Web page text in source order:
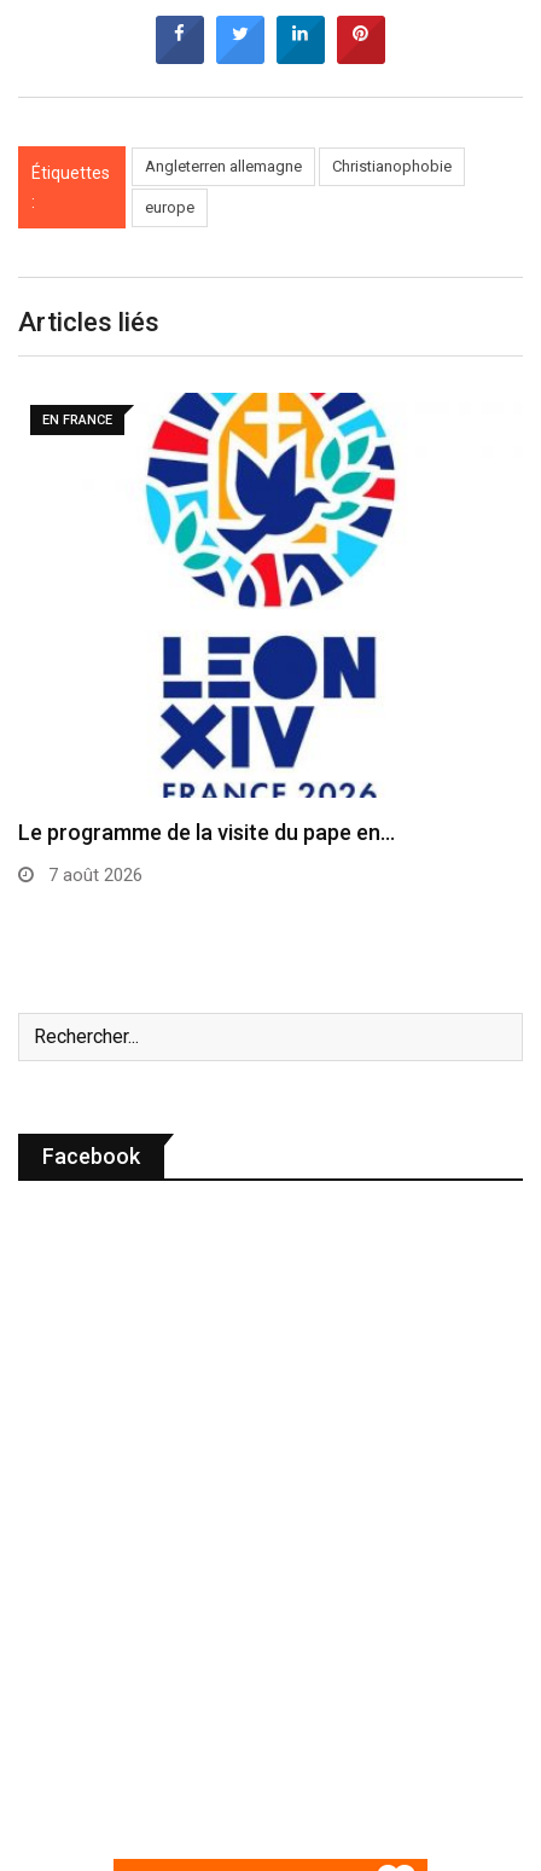
Étiquettes
:
Angleterren allemagne Christianophobie
europe
Articles liés
DANS LE MONDE
Diocèse de Laredo: une messe célébrée pour la…
7 août 2026
Facebook